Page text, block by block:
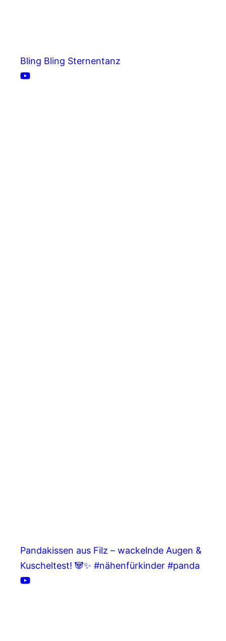
Bling Bling Sternentanz
Pandakissen aus Filz – wackelnde Augen &
Kuscheltest! 🐼✨ #nähenfürkinder #panda